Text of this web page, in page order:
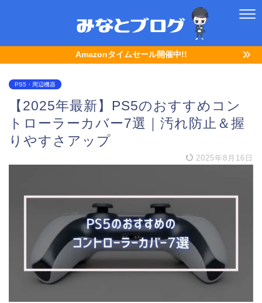
Amazonタイムセール開催中!!
PS5・周辺機器
【2025年最新】PS5のおすすめコン
トローラーカバー7選｜汚れ防止＆握
りやすさアップ
2025年8月16日